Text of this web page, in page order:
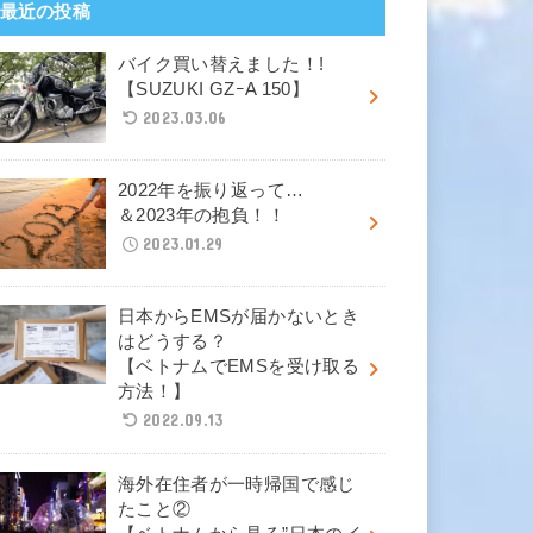
最近の投稿
バイク買い替えました！!
【SUZUKI GZｰA 150】
2023.03.06
2022年を振り返って…
＆2023年の抱負！！
2023.01.29
日本からEMSが届かないとき
はどうする？
【ベトナムでEMSを受け取る
方法！】
2022.09.13
海外在住者が一時帰国で感じ
たこと②